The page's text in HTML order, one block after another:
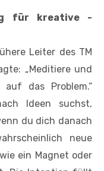
für kreative
Leiter des TM
„Meditiere und
das Problem.“
Ideen suchst,
du dich danach
neue
ein Magnet oder